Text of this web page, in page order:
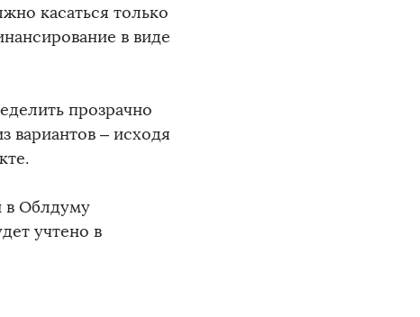
касаться только
в виде
прозрачно
вариантов – исходя
в Облдуму
учтено в